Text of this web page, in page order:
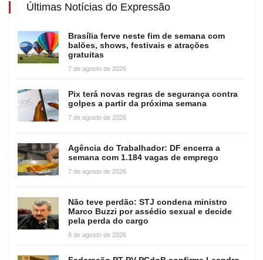
Últimas Notícias do Expressão
Brasília ferve neste fim de semana com
balões, shows, festivais e atrações
gratuitas
7 de agosto de 2026
Pix terá novas regras de segurança contra
golpes a partir da próxima semana
7 de agosto de 2026
Agência do Trabalhador: DF encerra a
semana com 1.184 vagas de emprego
7 de agosto de 2026
Não teve perdão: STJ condena ministro
Marco Buzzi por assédio sexual e decide
pela perda do cargo
6 de agosto de 2026